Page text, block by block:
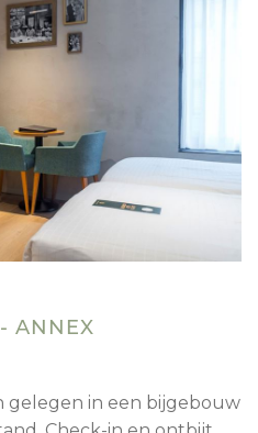
ANNEX
gelegen in een bijgebouw